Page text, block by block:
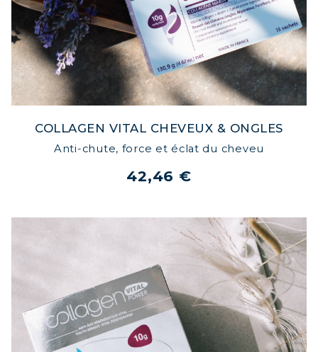
COLLAGEN VITAL CHEVEUX & ONGLES
Anti-chute, force et éclat du cheveu
42,46 €